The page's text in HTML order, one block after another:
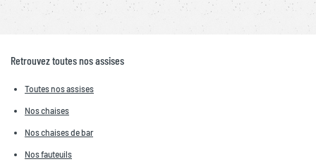
Retrouvez toutes nos assises
Toutes nos assises
Nos chaises
Nos chaises de bar
Nos fauteuils